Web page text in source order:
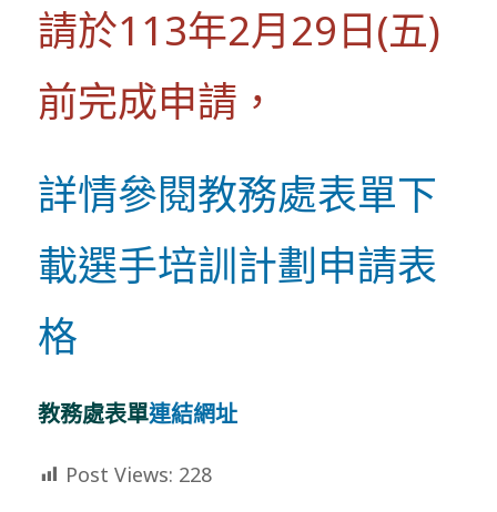
請於113年2月29日(五)
前完成申請，
詳情參閱教務處表單下
載選手培訓計劃申請表
格
教務處表單連結網址
Post Views: 228